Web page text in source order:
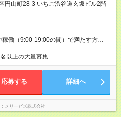
円山町28-3 いちご渋谷道玄坂ビル2階
稼働（9:00-19:00の間）で満たす方
以上 ・1日あたり【連続3時間】 以上
の性以上の大量募集
応募する 詳細へ
メリービズ株式会社